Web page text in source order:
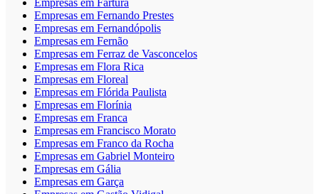
Empresas em Fernando Prestes
Empresas em Fernandópolis
Empresas em Fernão
Empresas em Ferraz de Vasconcelos
Empresas em Flora Rica
Empresas em Floreal
Empresas em Flórida Paulista
Empresas em Florínia
Empresas em Franca
Empresas em Francisco Morato
Empresas em Franco da Rocha
Empresas em Gabriel Monteiro
Empresas em Gália
Empresas em Garça